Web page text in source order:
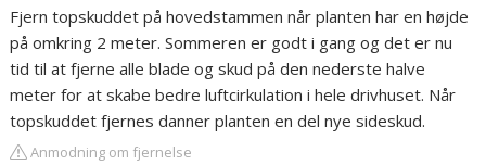
Fjern topskuddet på hovedstammen når planten har en højde
på omkring 2 meter. Sommeren er godt i gang og det er nu
tid til at fjerne alle blade og skud på den nederste halve
meter for at skabe bedre luftcirkulation i hele drivhuset. Når
topskuddet fjernes danner planten en del nye sideskud.
Anmodning om fjernelse